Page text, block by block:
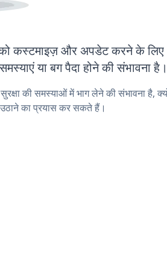
कस्टमाइज़ और अपडेट करने के
या बग पैदा होने की संभावना है।
की समस्याओं में भाग लेने की संभावना है,
का प्रयास कर सकते हैं।